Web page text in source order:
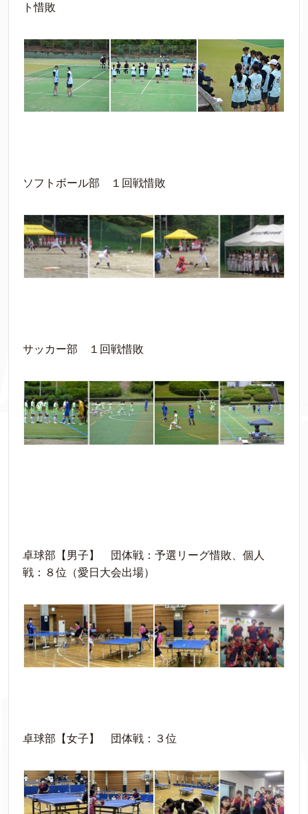
ト惜敗
ソフトボール部 １回戦惜敗
サッカー部 １回戦惜敗
卓球部【男子】 団体戦：予選リーグ惜敗、個人
戦：８位（愛日大会出場）
卓球部【女子】 団体戦：３位